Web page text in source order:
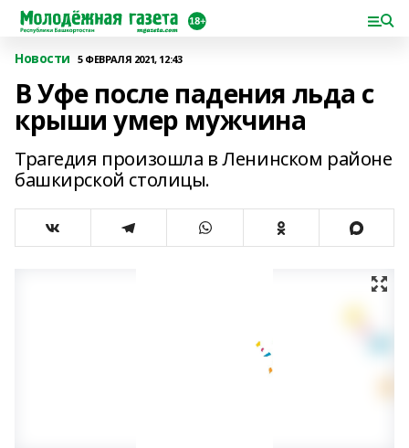
Новости 5 ФЕВРАЛЯ 2021, 12:43
В Уфе после падения льда с
крыши умер мужчина
Трагедия произошла в Ленинском районе
башкирской столицы.